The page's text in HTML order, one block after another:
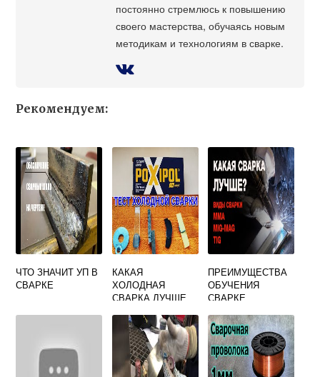
постоянно стремлюсь к повышению
своего мастерства, обучаясь новым
методикам и технологиям в сварке.
Рекомендуем:
ЧТО ЗНАЧИТ УП В
СВАРКЕ
КАКАЯ
ХОЛОДНАЯ
СВАРКА ЛУЧШЕ
ПРЕИМУЩЕСТВА
ОБУЧЕНИЯ
СВАРКЕ